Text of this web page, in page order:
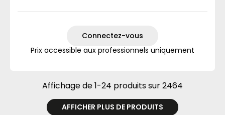
Connectez-vous
Prix accessible aux professionnels uniquement
Affichage de 1-24 produits sur 2464
AFFICHER PLUS DE PRODUITS